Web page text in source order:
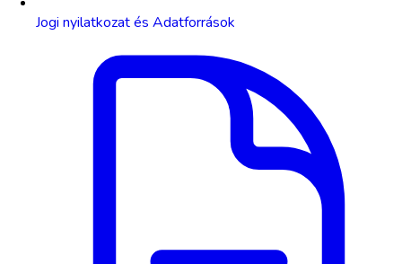
Jogi nyilatkozat és Adatforrások